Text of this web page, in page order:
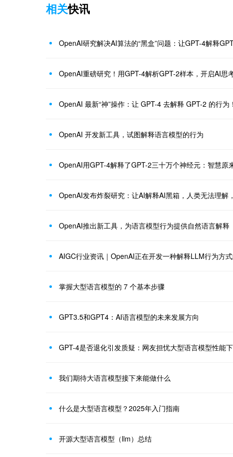
相关快讯
OpenAI研究解决AI算法的“黑盒”问题：让GPT-4解释
OpenAI重磅研究！用GPT-4解析GPT-2样本，开启AI思
OpenAI 最新“神”操作：让 GPT-4 去解释 GPT-2 的行为！
OpenAI 开发新工具，试图解释语言模型的行为
OpenAI用GPT-4解释了GPT-2三十万个神经元：智慧原
OpenAI发布炸裂研究：让AI解释AI黑箱，人类无法理解
OpenAI推出新工具，为语言模型行为提供自然语言解释
AIGC行业资讯｜OpenAI正在开发一种解释LLM行为方
掌握大型语言模型的 7 个基本步骤
GPT3.5和GPT4：AI语言模型的未来发展方向
GPT-4是否退化引发质疑：网友担忧大型语言模型性能
我们期待大语言模型接下来能做什么
什么是大型语言模型？2025年入门指南
开源大型语言模型（llm）总结